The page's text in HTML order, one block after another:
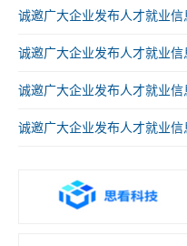
诚邀广大企业发布人才就业信
诚邀广大企业发布人才就业信
诚邀广大企业发布人才就业信
诚邀广大企业发布人才就业信